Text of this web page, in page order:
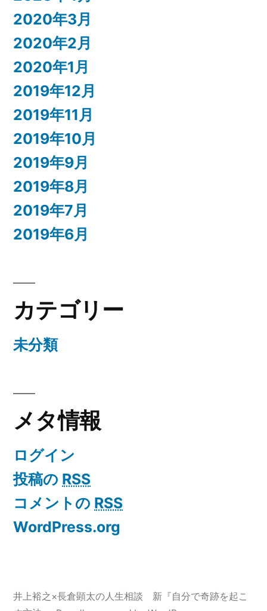
2020年3月
2020年2月
2020年1月
2019年12月
2019年11月
2019年10月
2019年9月
2019年8月
2019年7月
2019年6月
カテゴリー
未分類
メタ情報
ログイン
投稿の RSS
コメントの RSS
WordPress.org
井上裕之×長倉顕太の人生相談 新『自分で奇跡を起こ